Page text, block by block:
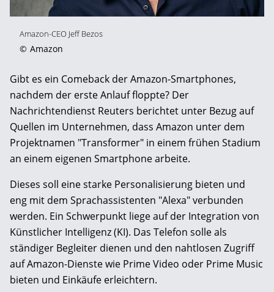
Amazon-CEO Jeff Bezos
© Amazon
Gibt es ein Comeback der Amazon-Smartphones,
nachdem der erste Anlauf floppte? Der
Nachrichtendienst Reuters berichtet unter Bezug auf
Quellen im Unternehmen, dass Amazon unter dem
Projektnamen "Transformer" in einem frühen Stadium
an einem eigenen Smartphone arbeite.
Dieses soll eine starke Personalisierung bieten und
eng mit dem Sprachassistenten "Alexa" verbunden
werden. Ein Schwerpunkt liege auf der Integration von
Künstlicher Intelligenz (KI). Das Telefon solle als
ständiger Begleiter dienen und den nahtlosen Zugriff
auf Amazon-Dienste wie Prime Video oder Prime Music
bieten und Einkäufe erleichtern.